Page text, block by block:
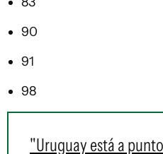
90
91
98
"Uruguay está a